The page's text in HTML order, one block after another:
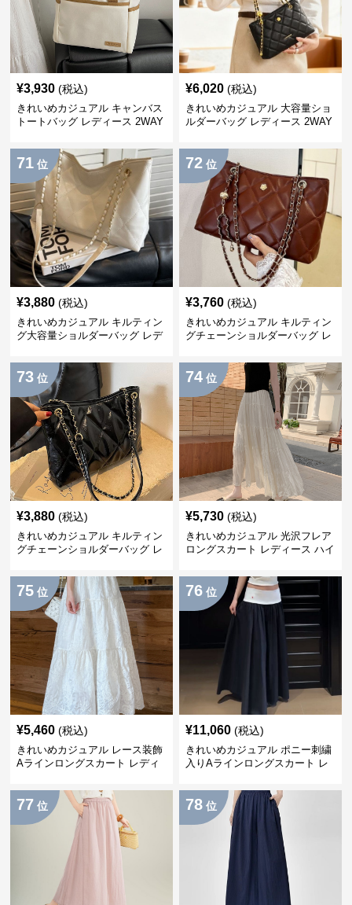
¥3,930 (税込)
きれいめカジュアル キャンバス
トートバッグ レディース 2WAY
ケツ型 手提げ カジュアル おし
ゃれ
¥6,020 (税込)
きれいめカジュアル 大容量ショ
ルダーバッグ レディース 2WAY
通勤バッグ おしゃれ
71 位
¥3,880 (税込)
きれいめカジュアル キルティン
グ大容量ショルダーバッグ レデ
おしゃれ
72 位
¥3,760 (税込)
きれいめカジュアル キルティン
グチェーンショルダーバッグ レ
エアバッグ 大人かわいい 韓国風
73 位
¥3,880 (税込)
きれいめカジュアル キルティン
グチェーンショルダーバッグ レ
シンプルデザイン 通勤 通学
74 位
¥5,730 (税込)
きれいめカジュアル 光沢フレア
ロングスカート レディース ハイ
ザイン 着回し◎ 上品フェミニン
75 位
¥5,460 (税込)
きれいめカジュアル レース装飾
Aラインロングスカート レディ
夏向け ウエストゴム 華奢見えフ
ェミニン
76 位
¥11,060 (税込)
きれいめカジュアル ポニー刺繍
入りAラインロングスカート レ
夏 着回し自在 美シルエット
77 位 78 位